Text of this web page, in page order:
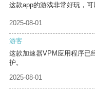
这款app的游戏非常好玩，可
2025-08-01
游客
这款加速器VPM应用程序已
护。
2025-08-01